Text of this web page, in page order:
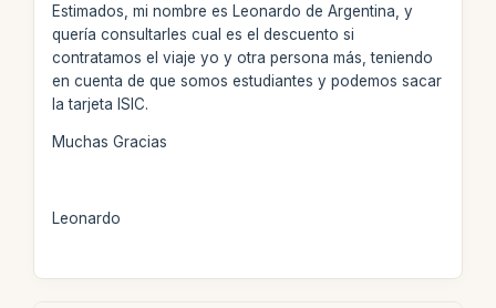
Estimados, mi nombre es Leonardo de Argentina, y
quería consultarles cual es el descuento si
contratamos el viaje yo y otra persona más, teniendo
en cuenta de que somos estudiantes y podemos sacar
la tarjeta ISIC.
Muchas Gracias
Leonardo